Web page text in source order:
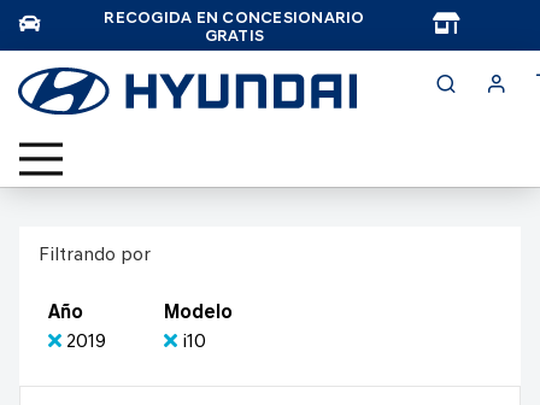
RECOGIDA EN CONCESIONARIO
GRATIS
Filtrando por
Año
2019
Modelo
i10